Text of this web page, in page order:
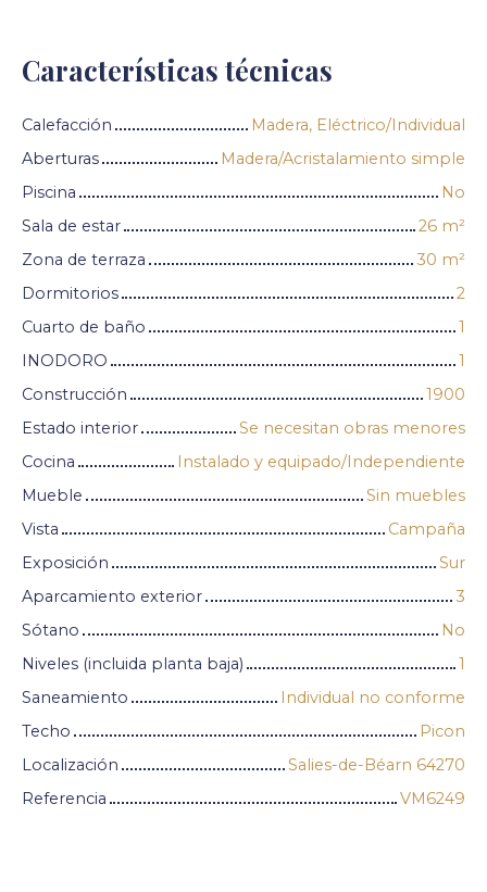
Características técnicas
Calefacción
Madera, Eléctrico/Individual
Aberturas
Madera/Acristalamiento simple
Piscina
No
Sala de estar
26 m²
Zona de terraza
30 m²
Dormitorios
2
Cuarto de baño
1
INODORO
1
Construcción
1900
Estado interior
Se necesitan obras menores
Cocina
Instalado y equipado/Independiente
Mueble
Sin muebles
Vista
Campaña
Exposición
Sur
Aparcamiento exterior
3
Sótano
No
Niveles (incluida planta baja)
1
Saneamiento
Individual no conforme
Techo
Picon
Localización
Salies-de-Béarn 64270
Referencia
VM6249